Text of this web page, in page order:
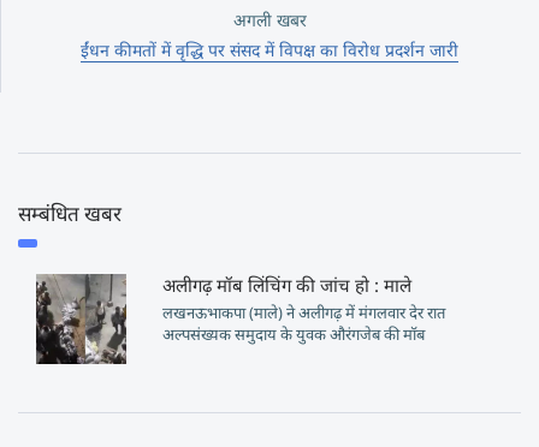
अगली खबर
ईंधन कीमतों में वृद्धि पर संसद में विपक्ष का विरोध प्रदर्शन जारी
सम्बंधित खबर
अलीगढ़ मॉब लिंचिंग की जांच हो : माले
लखनऊभाकपा (माले) ने अलीगढ़ में मंगलवार देर रात
अल्पसंख्यक समुदाय के युवक औरंगजेब की मॉब